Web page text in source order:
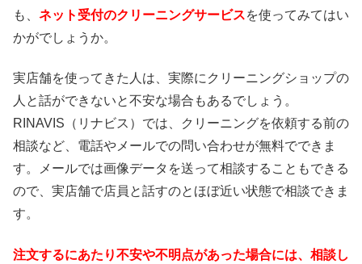
も、 ネット受付のクリーニングサービスを使ってみてはい
かがでしょうか。
実店舗を使ってきた人は、実際にクリーニングショップの
人と話ができないと不安な場合もあるでしょう。
RINAVIS（リナビス）では、クリーニングを依頼する前の
相談など、電話やメールでの問い合わせが無料でできま
す。メールでは画像データを送って相談することもできる
ので、実店舗で店員と話すのとほぼ近い状態で相談できま
す。
注文するにあたり不安や不明点があった場合には、相談し